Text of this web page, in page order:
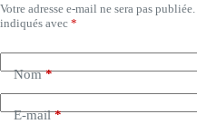
Votre adresse e-mail ne sera pas publiée.
indiqués avec *
Nom*
E-mail*
A
l
r
n